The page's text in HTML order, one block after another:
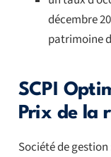
décembre
patrimoine
SCPI
Prix de la
Société de